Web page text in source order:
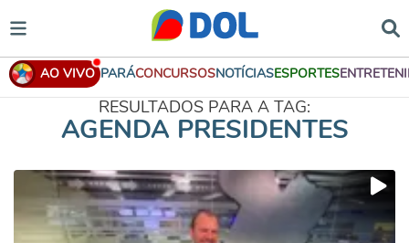
AO VIVO PARÁCONCURSOSNOTÍCIASESPORTES
RESULTADOS PARA A TAG:
AGENDA PRESIDENTES